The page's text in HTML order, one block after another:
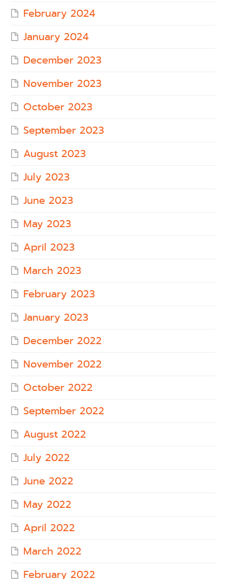
February 2024
January 2024
December 2023
November 2023
October 2023
September 2023
August 2023
July 2023
June 2023
May 2023
April 2023
March 2023
February 2023
January 2023
December 2022
November 2022
October 2022
September 2022
August 2022
July 2022
June 2022
May 2022
April 2022
March 2022
February 2022